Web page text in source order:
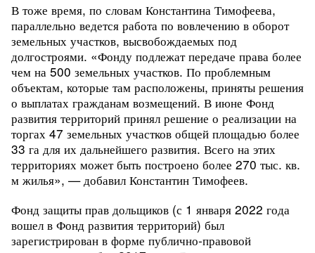
В тоже время, по словам Константина Тимофеева,
параллельно ведется работа по вовлечению в оборот
земельных участков, высвобождаемых под
долгостроями. «Фонду подлежат передаче права более
чем на 500 земельных участков. По проблемным
объектам, которые там расположены, приняты решения
о выплатах гражданам возмещений. В июне Фонд
развития территорий принял решение о реализации на
торгах 47 земельных участков общей площадью более
33 га для их дальнейшего развития. Всего на этих
территориях может быть построено более 270 тыс. кв.
м жилья», — добавил Константин Тимофеев.
Фонд защиты прав дольщиков (с 1 января 2022 года
вошел в Фонд развития территорий) был
зарегистрирован в форме публично-правовой